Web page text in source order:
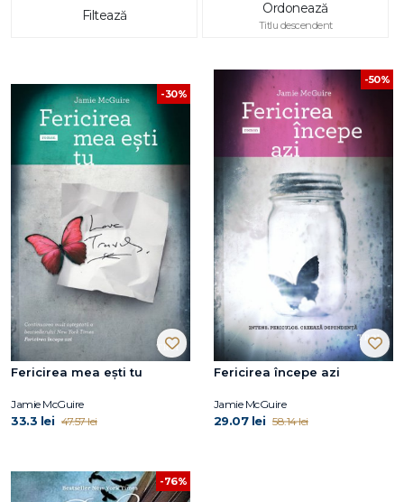
Filtează Ordonează
Titlu descendent
-30%
Fericirea mea eşti tu
Jamie McGuire
33.3 lei 47.57 lei
-50%
Fericirea începe azi
Jamie McGuire
29.07 lei 58.14 lei
-76%